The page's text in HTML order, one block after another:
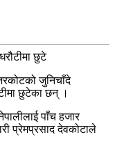
जुनिचाँदे
छुटेका छन् ।
पाँच हजार
प्रेमप्रसाद देवकोटाले